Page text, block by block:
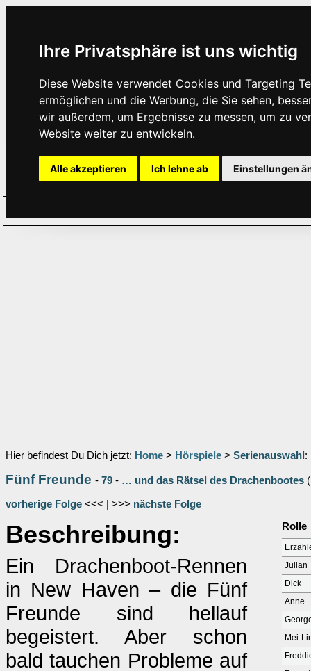
Ihre Privatsphäre ist uns wichtig
Diese Website verwendet Cookies und Targeting
ermöglichen und die Werbung, die Sie sehen,
wir außerdem, um Ergebnisse zu messen, um zu
Website weiter zu entwickeln.
Alle akzeptieren Ich lehne ab Einstellungen
Hier befindest Du Dich jetzt: Home > Hörspiele > Serienauswahl :
Fünf Freunde - 79 - … und das Rätsel des Drachenbootes (
vorherige Folge <<< | >>> nächste Folge
Beschreibung:
Ein Drachenboot-Rennen
in New Haven – die Fünf
Freunde sind hellauf
begeistert. Aber schon
bald tauchen Probleme auf
Rolle
Julian
Dick
Anne
Mei-